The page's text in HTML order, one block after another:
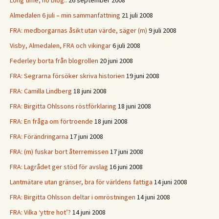
Almedalen 6 juli – min sammanfattning 21 juli 2008
FRA: medborgarnas åsikt utan värde, säger (m) 9 juli 2008
Visby, Almedalen, FRA och vikingar6 juli 2008
Federley borta från blogrollen 20 juni 2008
FRA: Segrarna försöker skriva historien 19 juni 2008
FRA: Camilla Lindberg 18 juni 2008
FRA: Birgitta Ohlssons röstförklaring 18 juni 2008
FRA: En fråga om förtroende 18 juni 2008
FRA: Förändringarna 17 juni 2008
FRA: (m) fuskar bort återremissen 17 juni 2008
FRA: Lagrådet ger stöd för avslag 16 juni 2008
Lantmätare utan gränser, bra för världens fattiga 14 juni 2008
FRA: Birgitta Ohlsson deltar i omröstningen 14 juni 2008
FRA: Vilka ‘yttre hot’? 14 juni 2008